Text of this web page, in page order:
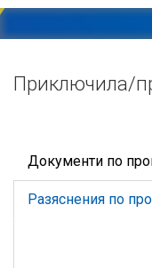
Приключилa/
Документи по
Разяснения по